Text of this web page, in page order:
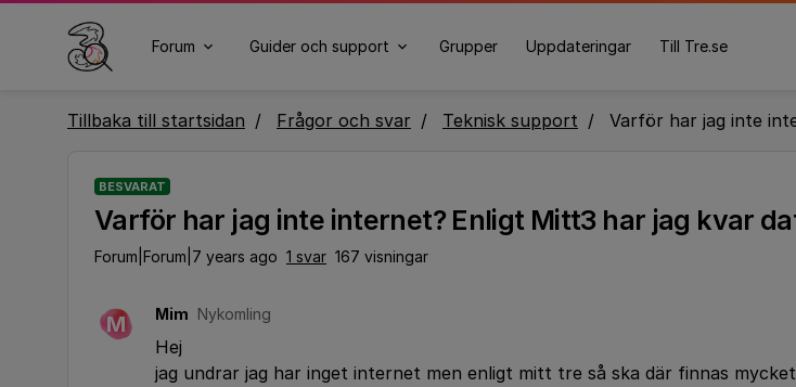
Forum Guider och support Grupper Uppdateringar Till Tre.se
Tillbaka till startsidan Frågor och svar Teknisk support Varför har jag inte
BESVARAT
Varför har jag inte internet? Enligt Mitt3 har jag kvar
Forum|Forum|7 years ago 1 svar 167 visningar
M Mim Nykomling
Hej
jag undrar jag har inget internet men enligt mitt tre så ska där finnas